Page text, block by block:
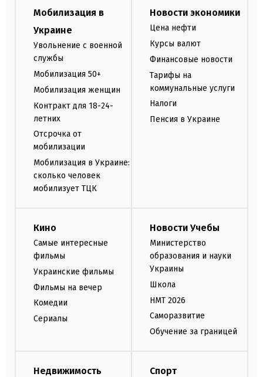
Мобилизация в
Украине
Увольнение с военной
службы
Мобилизация 50+
Мобилизация женщин
Контракт для 18-24-
летних
Отсрочка от
мобилизации
Мобилизация в Украине:
сколько человек
мобилизует ТЦК
Новости экономики
Цена нефти
Курсы валют
Финансовые новости
Тарифы на
коммунальные услуги
Налоги
Пенсия в Украине
Кино
Самые интересные
фильмы
Украинские фильмы
Фильмы на вечер
Комедии
Сериалы
Новости Учебы
Министерство
образования и науки
Украины
Школа
НМТ 2026
Саморазвитие
Обучение за границей
Недвижимость Спорт